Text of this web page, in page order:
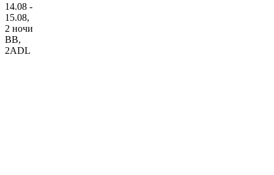
14.08 -
15.08,
2 ночи
BB,
2ADL